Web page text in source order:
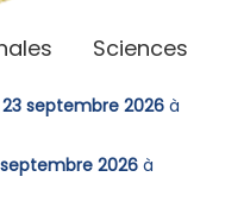
Sciences
23 septembre 2026 à
2026 à